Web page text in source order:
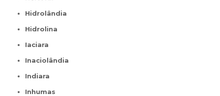
Hidrolândia
Hidrolina
Iaciara
Inaciolândia
Indiara
Inhumas